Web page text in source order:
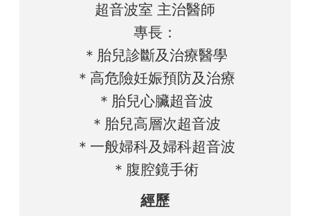
超音波室 主治醫師
專長：
＊胎兒診斷及治療醫學
＊高危險妊娠預防及治療
＊胎兒心臟超音波
＊胎兒高層次超音波
＊一般婦科及婦科超音波
＊腹腔鏡手術
經歷